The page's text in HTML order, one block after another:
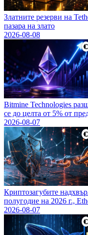
Златните резерви на
пазара на злато
2026-08-08
Bitmine Technologies
се до целта от 5% от
2026-08-07
Криптозагубите
полугодие на 2026 г.,
2026-08-07